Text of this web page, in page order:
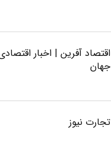
اقتصاد آفرین | اخبار
جهان
تجارت نیوز